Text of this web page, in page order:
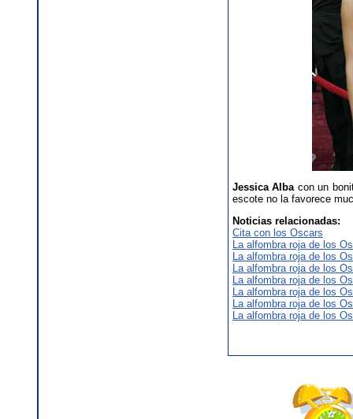
Jessica Albacon un
escote no la favorece
Noticias relacionadas:
Cita con los Oscars
La alfombra roja de los
La alfombra roja de los
La alfombra roja de los
La alfombra roja de los
La alfombra roja de los
La alfombra roja de los
La alfombra roja de los